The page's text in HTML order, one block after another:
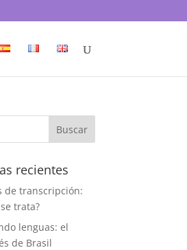
recientes
de transcripción:
trata?
lenguas: el
de Brasil